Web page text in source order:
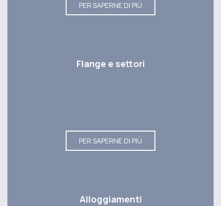
PER SAPERNE DI PIÙ
Flange e settori
PER SAPERNE DI PIÙ
Alloggiamenti